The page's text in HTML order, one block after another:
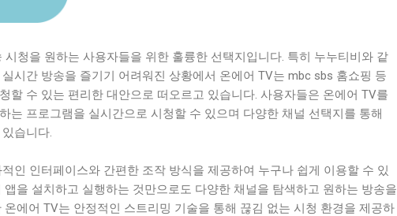
시청을 원하는 사용자들을 위한 훌륭한 선택지입니다. 특히 누누티비와 같
시간 방송을 즐기기 어려워진 상황에서 온에어 TV는 mbc sbs 홈쇼핑 등
할 수 있는 편리한 대안으로 떠오르고 있습니다. 사용자들은 온에어 TV를
는 프로그램을 실시간으로 시청할 수 있으며 다양한 채널 선택지를 통해
습니다.
인 인터페이스와 간편한 조작 방식을 제공하여 누구나 쉽게 이용할 수 있
앱을 설치하고 실행하는 것만으로도 다양한 채널을 탐색하고 원하는 방송을
온에어 TV는 안정적인 스트리밍 기술을 통해 끊김 없는 시청 환경을 제공하